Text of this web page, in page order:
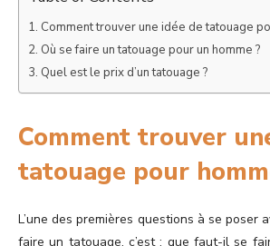
Comment trouver une idée de tatouage
Où se faire un tatouage pour un homme ?
Quel est le prix d’un tatouage ?
Comment trouver
tatouage pour
L’une des premières questions à se poser
faire un tatouage, c’est : que faut-il se